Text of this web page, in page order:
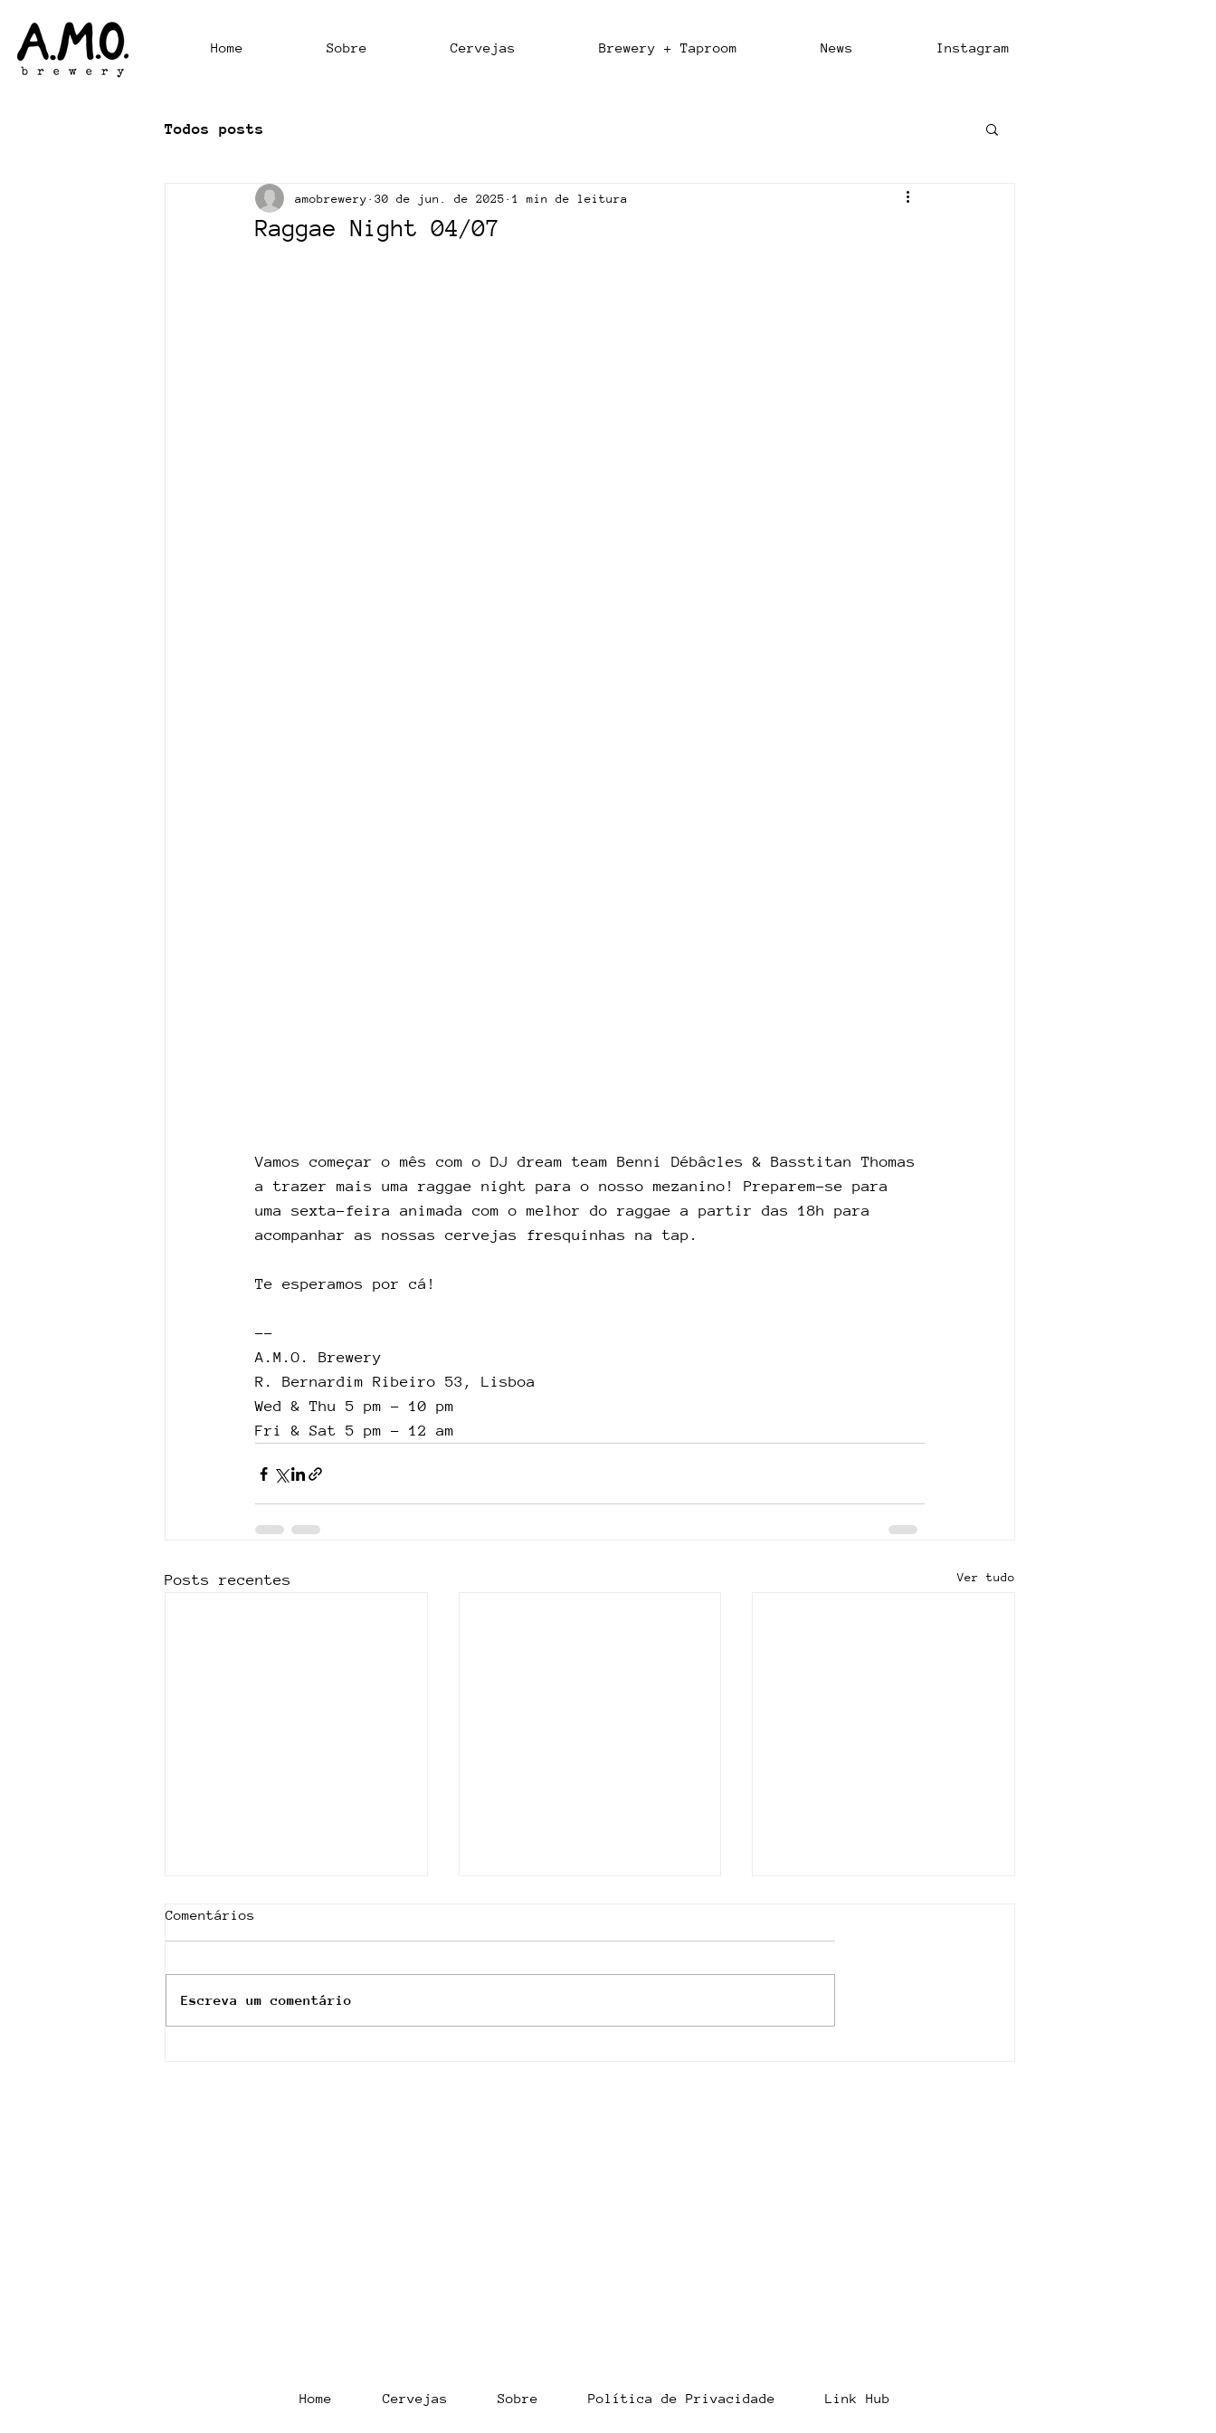
Home Sobre Cervejas Brewery + Taproom News Instagram
Todos posts
Raggae Night 04/07
amobrewery 30 de jun. de 2025 1 min de leitura
Vamos começar o mês com o DJ dream team Benni Débâcles & Basstitan Thomas
a trazer mais uma raggae night para o nosso mezanino! Preparem-se para
uma sexta-feira animada com o melhor do raggae a partir das 18h para
acompanhar as nossas cervejas fresquinhas na tap.
Te esperamos por cá!
--
A.M.O. Brewery
R. Bernardim Ribeiro 53, Lisboa
Wed & Thu 5 pm - 10 pm
Fri & Sat 5 pm - 12 am
Posts recentes Ver tudo
Comentários
Escreva um comentário
Home Cervejas Sobre Política de Privacidade Link Hub